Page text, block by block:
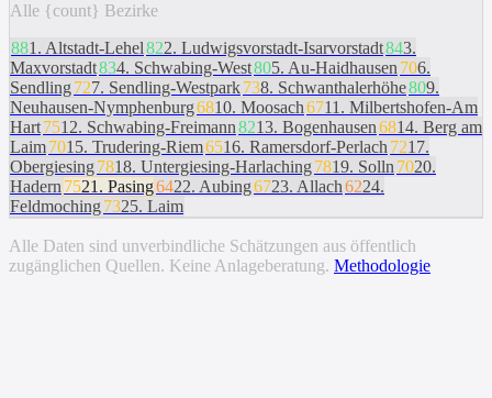
Alle {count} Bezirke
881 . Altstadt-Lehel822. Ludwigsvorstadt-Isarvorstadt843.
Maxvorstadt834. Schwabing-West805. Au-Haidhausen 706.
Sendling 727. Sendling-Westpark738. Schwanthalerhöhe809.
Neuhausen-Nymphenburg6810. Moosach6711 . Milbertshofen-Am
Hart7512. Schwabing-Freimann8213. Bogenhausen6814. Berg am
Laim7015. Trudering-Riem6516. Ramersdorf-Perlach 7217.
Obergiesing 7818. Untergiesing-Harlaching 7819. Solln 7020.
Hadern 7521 . Pasing6422. Aubing6723. Allach6224.
Feldmoching 7325. Laim
Alle Daten sind unverbindliche Schätzungen aus öffentlich
zugänglichen Quellen. Keine Anlageberatung. Methodologie